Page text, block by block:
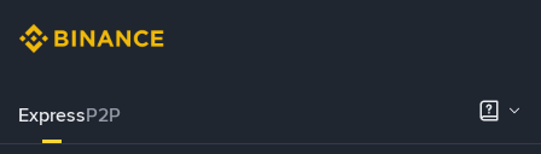
ExpressP2P